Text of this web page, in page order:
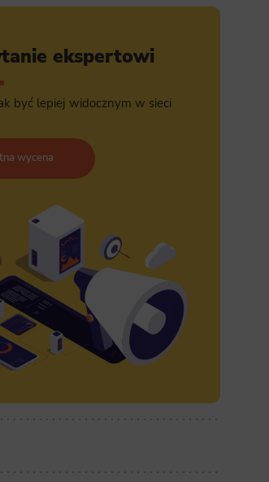
ekspertowi
być lepiej widocznym w sieci
wycena